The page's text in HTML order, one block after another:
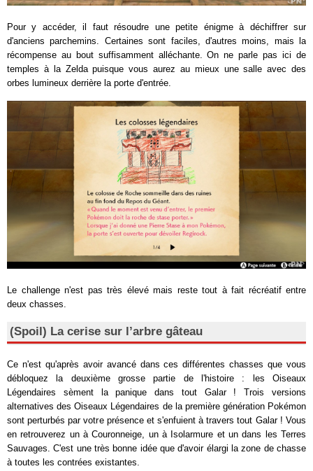
Pour y accéder, il faut résoudre une petite énigme à déchiffrer sur
d'anciens parchemins. Certaines sont faciles, d'autres moins, mais la
récompense au bout suffisamment alléchante. On ne parle pas ici de
temples à la Zelda puisque vous aurez au mieux une salle avec des
orbes lumineux derrière la porte d'entrée.
Le challenge n'est pas très élevé mais reste tout à fait récréatif entre
deux chasses.
(Spoil) La cerise sur l’arbre gâteau
Ce n'est qu'après avoir avancé dans ces différentes chasses que vous
débloquez la deuxième grosse partie de l'histoire : les Oiseaux
Légendaires sèment la panique dans tout Galar ! Trois versions
alternatives des Oiseaux Légendaires de la première génération Pokémon
sont perturbés par votre présence et s'enfuient à travers tout Galar ! Vous
en retrouverez un à Couronneige, un à Isolarmure et un dans les Terres
Sauvages. C'est une très bonne idée que d'avoir élargi la zone de chasse
à toutes les contrées existantes.